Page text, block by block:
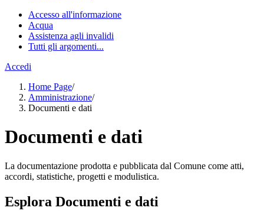
Accesso all'informazione
Acqua
Assistenza agli invalidi
Tutti gli argomenti...
Accedi
Home Page/
Amministrazione/
Documenti e dati
Documenti e dati
La documentazione prodotta e pubblicata dal Comune come atti,
accordi, statistiche, progetti e modulistica.
Esplora Documenti e dati